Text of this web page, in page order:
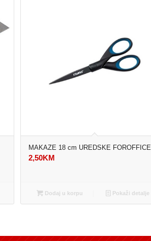
MAKAZE 18 cm UREDSKE FOROFFICE
2,50KM
Dodaj u korpu Pokaži detalje